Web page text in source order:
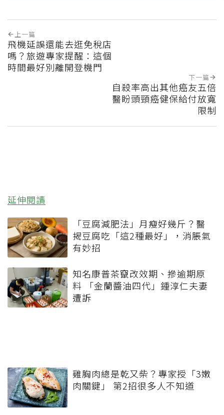
上一篇
飛機延誤還能去逛免稅店
嗎？旅遊專家提醒：這個
時間最好別離開登機門
下一篇
自殺率高出其他癌友五倍
醫盼頭頸癌健保給付放寬
限制
延伸閱讀
「豆腐減肥法」月瘦好幾斤？醫
揭豆腐吃「這2種最好」，消脹氣
有妙招
知名康普茶竄改效期、摻逾期原
料 「金蘭醬油四代」鍾淳仁夫妻
遭訴
雞胸肉總是乾又柴？專家授「3嫩
肉關鍵」 第2招很多人不知道